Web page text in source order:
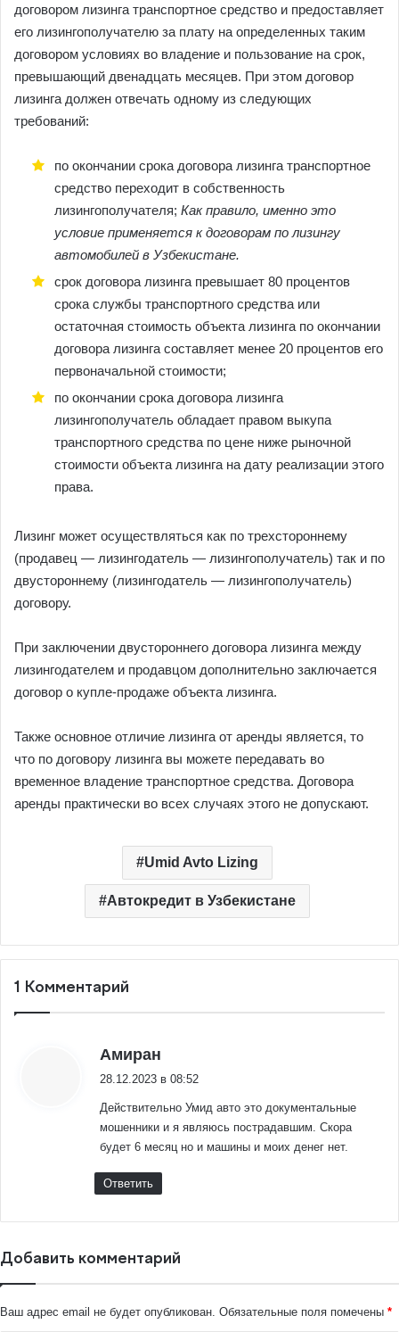
договором лизинга транспортное средство и предоставляет
его лизингополучателю за плату на определенных таким
договором условиях во владение и пользование на срок,
превышающий двенадцать месяцев. При этом договор
лизинга должен отвечать одному из следующих
требований:
по окончании срока договора лизинга транспортное
средство переходит в собственность
лизингополучателя; Как правило, именно это
условие применяется к договорам по лизингу
автомобилей в Узбекистане.
срок договора лизинга превышает 80 процентов
срока службы транспортного средства или
остаточная стоимость объекта лизинга по окончании
договора лизинга составляет менее 20 процентов его
первоначальной стоимости;
по окончании срока договора лизинга
лизингополучатель обладает правом выкупа
транспортного средства по цене ниже рыночной
стоимости объекта лизинга на дату реализации этого
права.
Лизинг может осуществляться как по трехстороннему
(продавец — лизингодатель — лизингополучатель) так и по
двустороннему (лизингодатель — лизингополучатель)
договору.
При заключении двустороннего договора лизинга между
лизингодателем и продавцом дополнительно заключается
договор о купле-продаже объекта лизинга.
Также основное отличие лизинга от аренды является, то
что по договору лизинга вы можете передавать во
временное владение транспортное средства. Договора
аренды практически во всех случаях этого не допускают.
Umid Avto Lizing
Автокредит в Узбекистане
1 Комментарий
Амиран
28.12.2023 в 08:52
Действительно Умид авто это документальные
мошенники и я являюсь пострадавшим. Скора
будет 6 месяц но и машины и моих денег нет.
Ответить
Добавить комментарий
Ваш адрес email не будет опубликован. Обязательные поля помечены *